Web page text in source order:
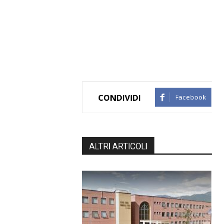
CONDIVIDI Facebook
ALTRI ARTICOLI